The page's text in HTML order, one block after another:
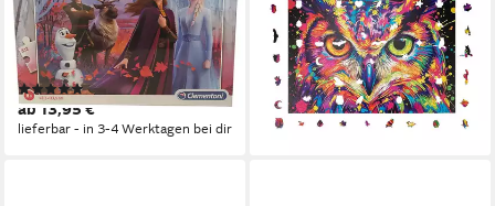
Puzzle - mit Anna Elsa Olaf
Kristoff Sven 104 Teile, 104
Puzzleteile
(1)
ab 13,95 €
lieferbar - in 3-4 Werktagen bei dir
(2D), 1000 Puzzleteile
59,90 €
lieferbar - in 4-5 Werktagen bei dir